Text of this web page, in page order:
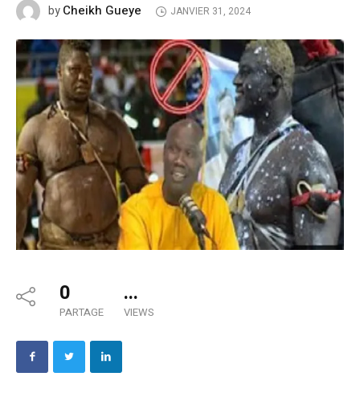
byCheikh Gueye JANVIER 31, 2024
0
PARTAGE
...
VIEWS